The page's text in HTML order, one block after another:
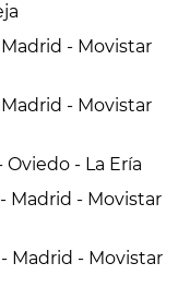
- Movistar
- Movistar
- La Ería
Madrid - Movistar
Madrid - Movistar